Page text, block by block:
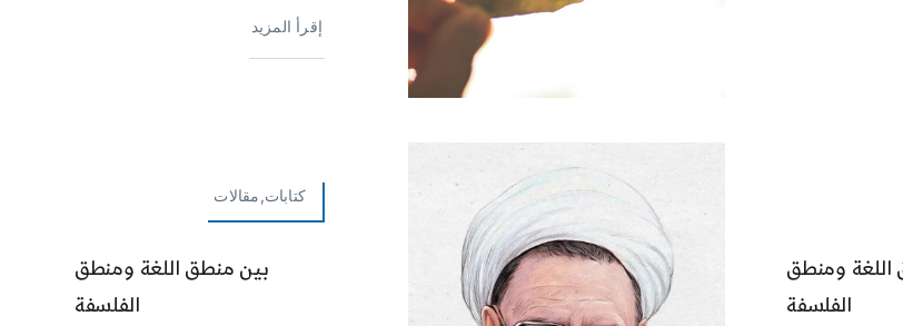
إقرأ المزيد
اللغة ومنطق
الفلسفة
كتابات,مقالات
بين منطق اللغة ومنطق
الفلسفة